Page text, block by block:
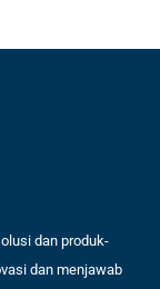
dan produk-
dan menjawab